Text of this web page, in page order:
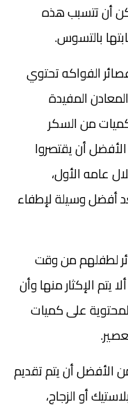
أن تتسبب هذه
بالتسوس.
الفواكه تحتوي
المفيدة
من السكر
أن يقتصروا
عامه الأول،
أفضل وسيلة لإطفاء
لطفلهم من وقت
يتم الإكثار منها وأن
على كميات
الأفضل أن يتم تقديم
أو الزجاج،